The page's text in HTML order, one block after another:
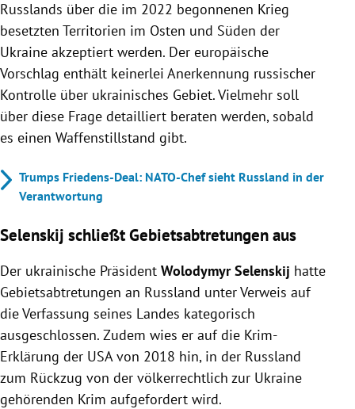
Russlands über die im 2022 begonnenen Krieg
besetzten Territorien im Osten und Süden der
Ukraine akzeptiert werden. Der europäische
Vorschlag enthält keinerlei Anerkennung russischer
Kontrolle über ukrainisches Gebiet. Vielmehr soll
über diese Frage detailliert beraten werden, sobald
es einen Waffenstillstand gibt.
Trumps Friedens-Deal: NATO-Chef sieht Russland in der
Verantwortung
Selenskij schließt Gebietsabtretungen aus
Der ukrainische Präsident WolodymyrSelenskij hatte
Gebietsabtretungen an Russland unter Verweis auf
die Verfassung seines Landes kategorisch
ausgeschlossen. Zudem wies er auf die Krim-
Erklärung der USA von 2018 hin, in der Russland
zum Rückzug von der völkerrechtlich zur Ukraine
gehörenden Krim aufgefordert wird.